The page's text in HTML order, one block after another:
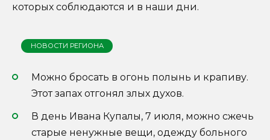
которых соблюдаются и в наши дни.
НОВОСТИ РЕГИОНА
Можно бросать в огонь полынь и крапиву.
Этот запах отгонял злых духов.
В день Ивана Купалы, 7 июля, можно сжечь
старые ненужные вещи, одежду больного